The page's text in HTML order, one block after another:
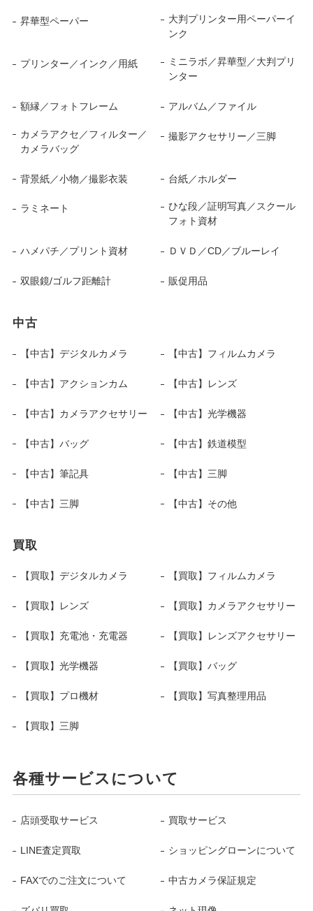
昇華型ペーパー
大判プリンター用ペーパーイ
ンク
プリンター／インク／用紙
ミニラボ／昇華型／大判プリ
ンター
額縁／フォトフレーム アルバム／ファイル
カメラアクセ／フィルター／
カメラバッグ
撮影アクセサリー／三脚
背景紙／小物／撮影衣装 台紙／ホルダー
ラミネート
ひな段／証明写真／スクール
フォト資材
ハメパチ／プリント資材 ＤＶＤ／CD／ブルーレイ
双眼鏡/ゴルフ距離計 販促用品
中古
【中古】デジタルカメラ 【中古】フィルムカメラ
【中古】アクションカム 【中古】レンズ
【中古】カメラアクセサリー 【中古】光学機器
【中古】バッグ 【中古】鉄道模型
【中古】筆記具 【中古】三脚
【中古】三脚 【中古】その他
買取
【買取】デジタルカメラ 【買取】フィルムカメラ
【買取】レンズ 【買取】カメラアクセサリー
【買取】充電池・充電器 【買取】レンズアクセサリー
【買取】光学機器 【買取】バッグ
【買取】プロ機材 【買取】写真整理用品
【買取】三脚
各種サービスについて
店頭受取サービス 買取サービス
LINE査定買取 ショッピングローンについて
FAXでのご注文について 中古カメラ保証規定